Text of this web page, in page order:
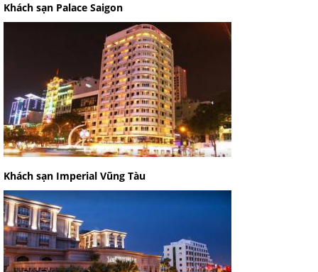
Khách sạn Palace Saigon
Khách sạn Imperial Vũng Tàu